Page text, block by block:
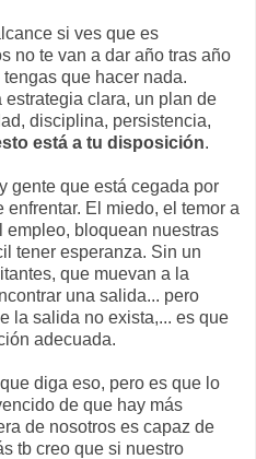
si ves que es
no te van a dar año tras año
que hacer nada.
clara, un plan de
disciplina, persistencia,
está a tu disposición.
gente que está cegada por
El miedo, el temor a
empleo, bloquean nuestras
tener esperanza. Sin un
que muevan a la
una salida... pero
la salida no exista,... es que
adecuada.
diga eso, pero es que lo
de que hay más
de nosotros es capaz de
tb creo que si nuestro